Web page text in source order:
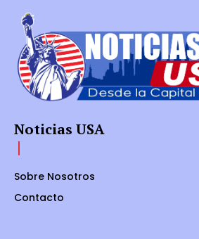
Noticias USA
Sobre Nosotros
Contacto